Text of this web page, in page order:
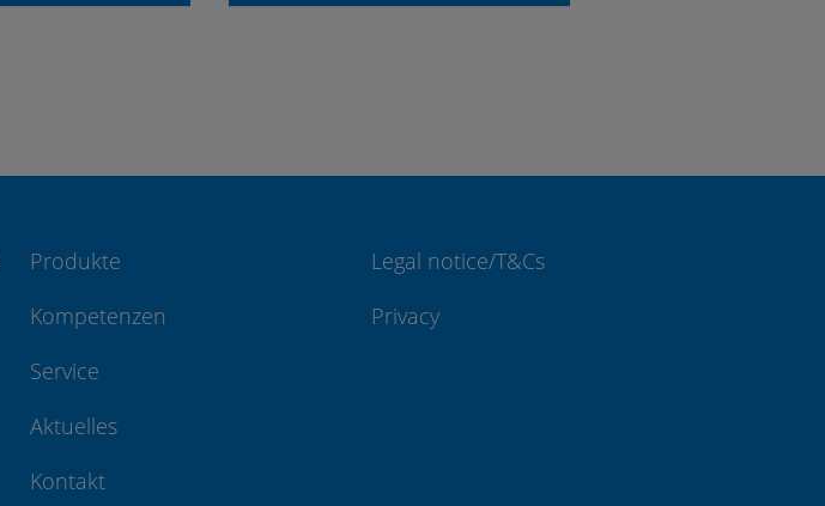
Produkte
Kompetenzen
Service
Aktuelles
Kontakt
Legal notice/T&Cs
Privacy